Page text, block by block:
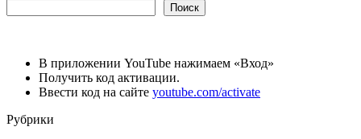
Поиск
В приложении YouTube нажимаем «Вход»
Получить код активации.
Ввести код на сайте youtube.com/activate
Рубрики